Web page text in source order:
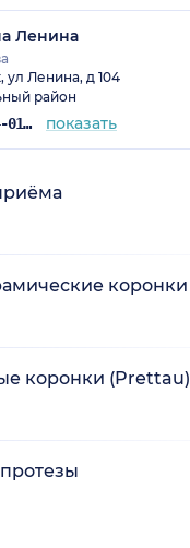
Ленина
ул Ленина, д 104
район
+7 (904) 954-01-81 показать
коронки
коронки (Prettau)